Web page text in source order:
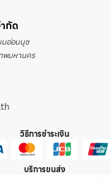
กัด
อ่อนนุช
พมหานคร
วิธีการชำระเงิน
บริการขนส่ง